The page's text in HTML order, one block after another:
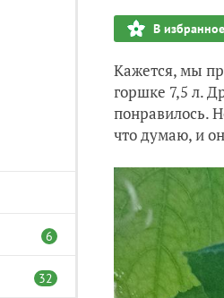
6
32
В
Кажется, мы
горшке 7,5 л.
понравилось.
что думаю, и